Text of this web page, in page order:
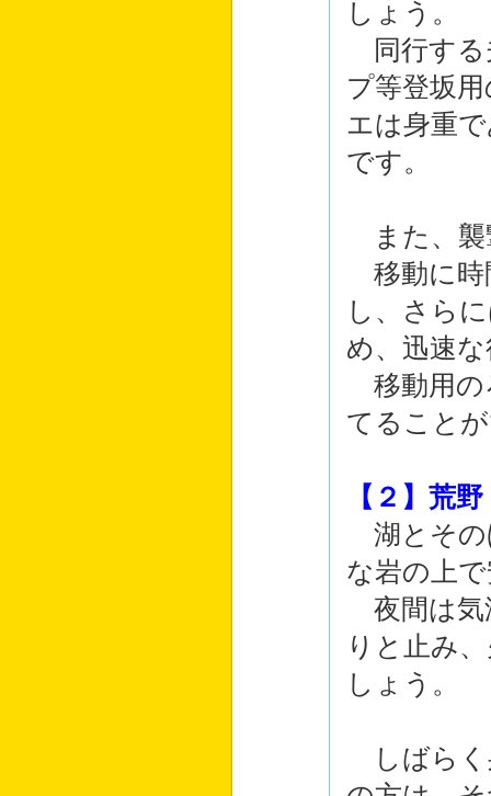
しょう。
同行する
プ等登坂
エは身重
です。
また、襲
移動に時
し、さら
め、迅速
移動用の
てること
【２】荒
湖とその
な岩の上
夜間は気
りと止み
しょう。
しばらく